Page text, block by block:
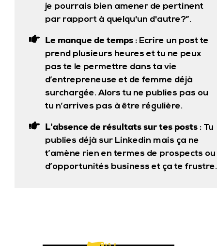
je pourrais bien amener de pertinent
par rapport à quelqu'un d'autre?”.
Le manque de temps: Ecrire un post te
prend plusieurs heures et tu ne peux
pas te le permettre dans ta vie
d’entrepreneuse et de femme déjà
surchargée. Alors tu ne publies pas ou
tu n’arrives pas à être régulière.
L’absence de résultats sur tes posts: Tu
publies déjà sur Linkedin mais ça ne
t’amène rien en termes de prospects ou
d’opportunités business et ça te frustre.